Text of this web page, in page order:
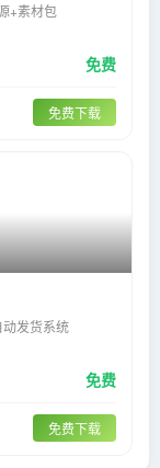
+素材包
免费
免费下载
发货系统
免费
免费下载